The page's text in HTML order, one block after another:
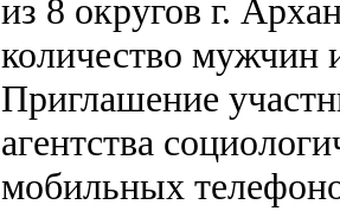
из 8 округов г.
количество мужчин
Приглашение
агентства
мобильных